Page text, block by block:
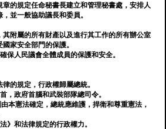
章的規定任命秘書長建立和管理秘書處，安排人
並一般協助議長和委員。
其附屬的所有財產以及進行其工作的所有辦公室
家安全部門的保護。
保人民議會全體成員的保護和安全。
的規定，行政權歸屬總統。
，政府首腦和武裝部隊總司令。
本憲法確定，總統應維護，捍衛和尊重憲法，
》和法律規定的行政權力。